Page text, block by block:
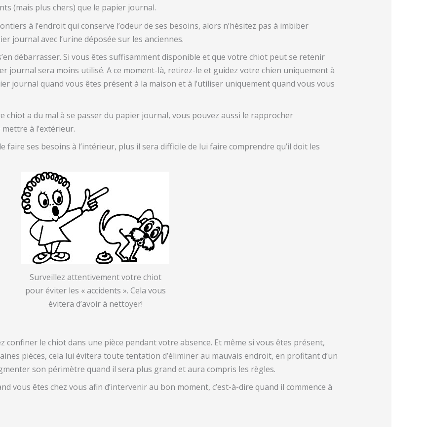
(mais plus chers) que le papier journal.
à l’endroit qui conserve l’odeur de ses besoins, alors n’hésitez pas à imbiber
journal avec l’urine déposée sur les anciennes.
débarrasser. Si vous êtes suffisamment disponible et que votre chiot peut se retenir
journal sera moins utilisé. A ce moment-là, retirez-le et guidez votre chien uniquement à
journal quand vous êtes présent à la maison et à l’utiliser uniquement quand vous vous
chiot a du mal à se passer du papier journal, vous pouvez aussi le rapprocher
à l’extérieur.
faire ses besoins à l’intérieur, plus il sera difficile de lui faire comprendre qu’il doit les
Surveillez attentivement votre chiot
pour éviter les « accidents ». Cela vous
évitera d’avoir à nettoyer!
confiner le chiot dans une pièce pendant votre absence. Et même si vous êtes présent,
pièces, cela lui évitera toute tentation d’éliminer au mauvais endroit, en profitant d’un
son périmètre quand il sera plus grand et aura compris les règles.
vous êtes chez vous afin d’intervenir au bon moment, c’est-à-dire quand il commence à